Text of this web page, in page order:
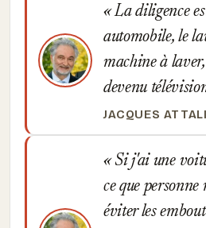
La diligence
automobile, le
machine à
devenu
JACQUES ATTALI
Si j'ai une
ce que
éviter les